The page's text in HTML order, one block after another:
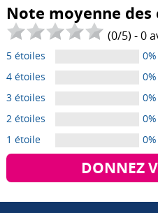
Note moyenne des
(0/5) -0
5 étoiles
4 étoiles
3 étoiles
2 étoiles
1 étoile
DONNEZ